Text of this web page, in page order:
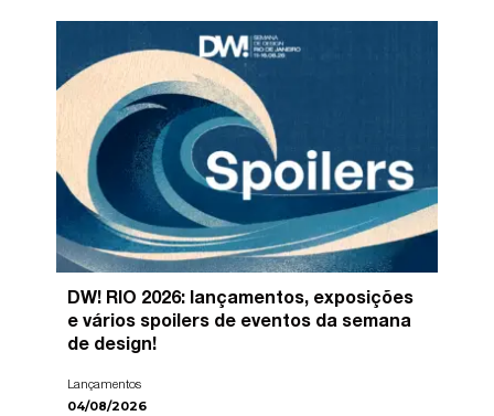
DW! RIO 2026: lançamentos, exposições
e vários spoilers de eventos da semana
de design!
Lançamentos
04/08/2026